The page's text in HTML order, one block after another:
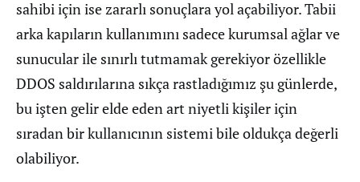
sahibi için ise zararlı sonuçlara yol açabiliyor. Tabii
arka kapıların kullanımını sadece kurumsal ağlar ve
sunucular ile sınırlı tutmamak gerekiyor özellikle
DDOS saldırılarına sıkça rastladığımız şu günlerde,
bu işten gelir elde eden art niyetli kişiler için
sıradan bir kullanıcının sistemi bile oldukça değerli
olabiliyor.